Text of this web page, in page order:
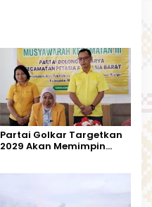
Partai Golkar Targetkan
2029 Akan Memimpin